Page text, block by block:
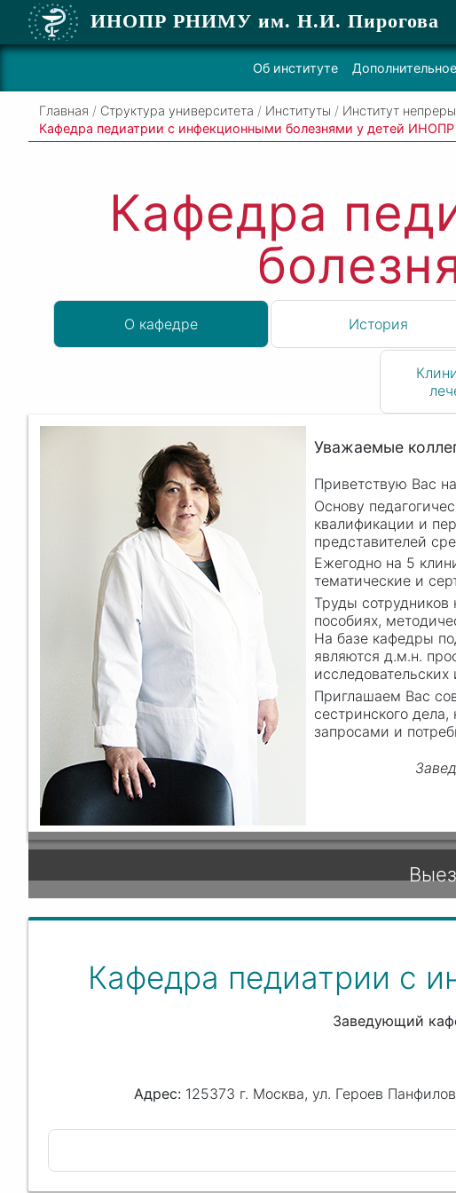
ИНОПР РНИМУ им. Н.И. Пирогова
Об институте
Главная / Структура университета / Институты / Институт
Кафедра педиатрии с инфекционными болезнями у детей ИНОПР
Кафедра
О кафедре История
Уважаемые
Приветствую Вас
Основу
квалификации и
представителей
Ежегодно на 5
тематические и
Труды
пособиях,
На базе кафедры
являются д.м.н.
Приглашаем Вас
сестринского
запросами и
Кафедра педиатрии с
Заведующий
125373 г. Москва, ул. Героев